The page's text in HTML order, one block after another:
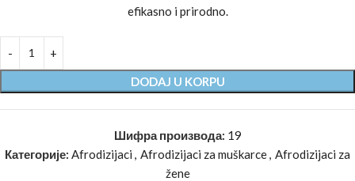
efikasno i prirodno.
DODAJ U KORPU
Шифра производа: 19
Категорије: Afrodizijaci , Afrodizijaci za muškarce, Afrodizijaci za
žene